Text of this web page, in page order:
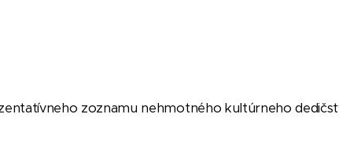
zoznamu nehmotného kultúrneho